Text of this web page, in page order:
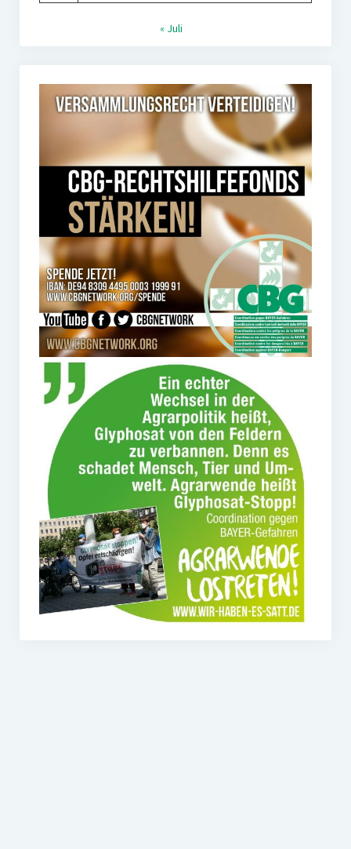
« Juli